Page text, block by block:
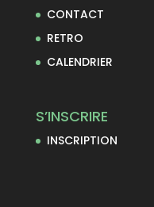
CONTACT
RETRO
CALENDRIER
S’INSCRIRE
INSCRIPTION